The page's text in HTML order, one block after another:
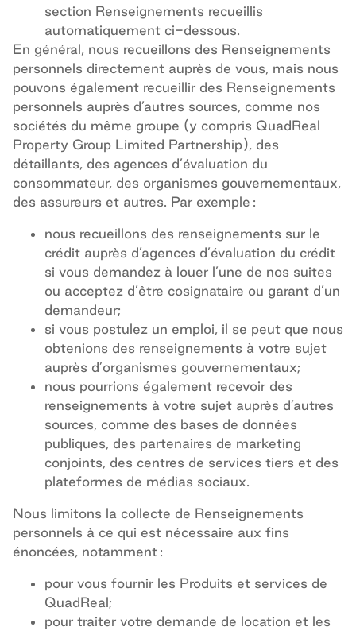
section Renseignements recueillis
automatiquement ci-dessous.
En général, nous recueillons des Renseignements
personnels directement auprès de vous, mais nous
pouvons également recueillir des Renseignements
personnels auprès d’autres sources, comme nos
sociétés du même groupe (y compris QuadReal
Property Group Limited Partnership), des
détaillants, des agences d’évaluation du
consommateur, des organismes gouvernementaux,
des assureurs et autres. Par exemple :
nous recueillons des renseignements sur le
crédit auprès d’agences d’évaluation du crédit
si vous demandez à louer l’une de nos suites
ou acceptez d’être cosignataire ou garant d’un
demandeur;
si vous postulez un emploi, il se peut que nous
obtenions des renseignements à votre sujet
auprès d’organismes gouvernementaux;
nous pourrions également recevoir des
renseignements à votre sujet auprès d’autres
sources, comme des bases de données
publiques, des partenaires de marketing
conjoints, des centres de services tiers et des
plateformes de médias sociaux.
Nous limitons la collecte de Renseignements
personnels à ce qui est nécessaire aux fins
énoncées, notamment :
pour vous fournir les Produits et services de
QuadReal;
pour traiter votre demande de location et les